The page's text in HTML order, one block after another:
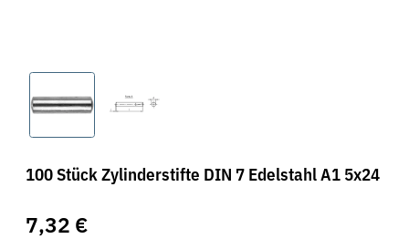
100 Stück Zylinderstifte DIN 7 Edelstahl A1 5x24
7,32 €